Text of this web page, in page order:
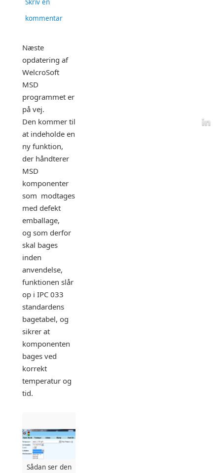
Skriv en
kommentar
Næste
opdatering af
WelcroSoft
MSD
programmet er
på vej.
Den kommer til
at indeholde en
ny funktion,
der håndterer
MSD
komponenter
som modtages
med defekt
emballage,
og som derfor
skal bages
inden
anvendelse,
funktionen slår
op i IPC 033
standardens
bagetabel, og
sikrer at
komponenten
bages ved
korrekt
temperatur og
tid.
Sådan ser den